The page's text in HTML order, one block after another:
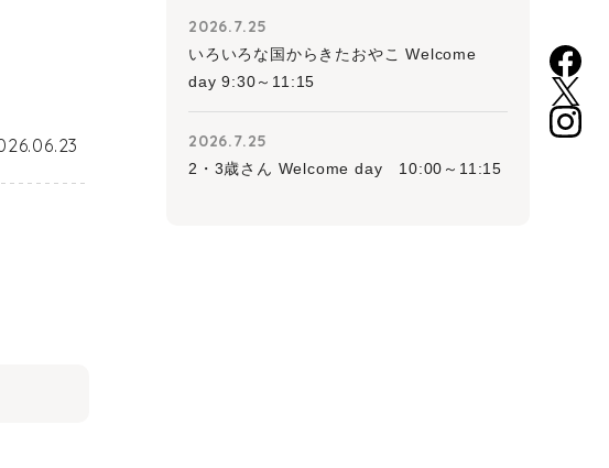
2026.7.25
いろいろな国からきたおやこ Welcome
day 9:30～11:15
2026.7.25
2・3歳さん Welcome day 10:00～11:15